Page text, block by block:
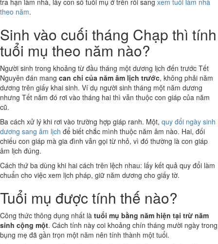
tra hạn làm nhà, lấy con số tuổi mụ ở trên rồi sang xem tuổi làm nhà
theo năm.
Sinh vào cuối tháng Chạp thì tính
tuổi mụ theo năm nào?
Người sinh trong khoảng từ đầu tháng một dương lịch đến trước Tết
Nguyên đán mang can chi của năm âm lịch trước, không phải năm
dương trên giấy khai sinh. Ví dụ người sinh tháng một năm dương
nhưng Tết năm đó rơi vào tháng hai thì vẫn thuộc con giáp của năm
cũ.
Ba cách xử lý khi rơi vào trường hợp giáp ranh. Một, quy đổi ngày sinh
dương sang âm lịch để biết chắc mình thuộc năm âm nào. Hai, đối
chiếu con giáp mà gia đình vẫn gọi từ nhỏ, vì đó thường là con giáp
âm lịch đúng.
Cách thứ ba dùng khi hai cách trên lệch nhau: lấy kết quả quy đổi làm
chuẩn cho việc xem lịch pháp, giữ năm dương cho giấy tờ.
Tuổi mụ được tính thế nào?
Công thức thông dụng nhất là tuổi mụ bằng năm hiện tại trừ năm
sinh cộng một. Cách tính này coi khoảng chín tháng mười ngày trong
bụng mẹ đã gần trọn một năm nên tính thành một tuổi.